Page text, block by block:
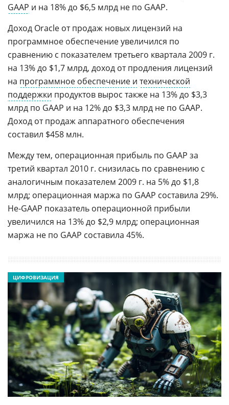
GAAP и на 18% до $6,5 млрд не по GAAP.
Доход Oracle от продаж новых лицензий на
программное обеспечение увеличился по
сравнению с показателем третьего квартала 2009 г.
на 13% до $1,7 млрд, доход от продления лицензий
на программное обеспечение и технической
поддержки продуктов вырос также на 13% до $3,3
млрд по GAAP и на 12% до $3,3 млрд не по GAAP.
Доход от продаж аппаратного обеспечения
составил $458 млн.
Между тем, операционная прибыль по GAAP за
третий квартал 2010 г. снизилась по сравнению с
аналогичным показателем 2009 г. на 5% до $1,8
млрд; операционная маржа по GAAP составила 29%.
Не-GAAP показатель операционной прибыли
увеличился на 13% до $2,9 млрд; операционная
маржа не по GAAP составила 45%.
ЦИФРОВИЗАЦИЯ